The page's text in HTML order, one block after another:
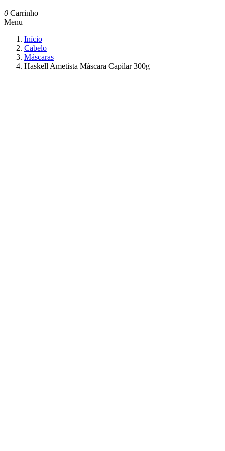
0 Carrinho
Menu
Início
Cabelo
Máscaras
Haskell Ametista Máscara Capilar 300g